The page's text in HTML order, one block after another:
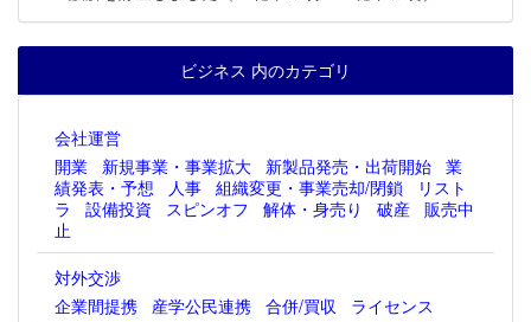
ビジネス 内のカテゴリ
会社運営
開業
新規事業・事業拡大 新製品発売・出荷開始 業
績発表・予想
人事 組織変更・事業売却/閉鎖
リスト
ラ
設備投資 スピンオフ 解体・身売り 破産 販売中
止
対外交渉
企業間提携
産学公民連携 合併/買収
ライセンス